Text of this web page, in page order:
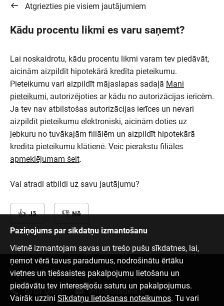
Atgriezties pie visiem jautājumiem
Kādu procentu likmi es varu saņemt?
Lai noskaidrotu, kādu procentu likmi varam tev piedāvāt,
aicinām aizpildīt hipotekārā kredīta pieteikumu.
Pieteikumu vari aizpildīt mājaslapas sadaļā Mani
pieteikumi, autorizējoties ar kādu no autorizācijas ierīcēm.
Ja tev nav atbilstošas autorizācijas ierīces un nevari
aizpildīt pieteikumu elektroniski, aicinām doties uz
jebkuru no tuvākajām filiālēm un aizpildīt hipotekārā
kredīta pieteikumu klātienē. Veic pierakstu filiāles
apmeklējumam šeit.
Vai atradi atbildi uz savu jautājumu?
Jā Nē
Paziņojums par sīkdatņu izmantošanu
Vietnē izmantojam savas un trešo pušu sīkdatnes, lai,
ņemot vērā tavus paradumus, nodrošinātu ērtāku
vietnes un tiešsaistes pakalpojumu lietošanu un
piedāvātu tev interesējošu saturu un pakalpojumus.
Vairāk uzzini Sīkdatņu lietošanas noteikumos. Tu vari
Sazinies ar mums
6701 0000 info@citadele.lv